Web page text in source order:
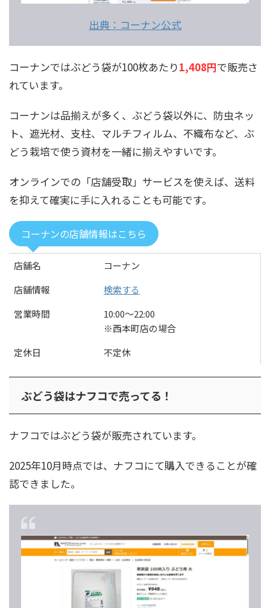
出典：コーナン公式
コーナンではぶどう袋が100枚あたり1,408円で販売さ
れています。
コーナンは品揃えが多く、ぶどう袋以外に、防虫ネッ
ト、遮光材、支柱、マルチフィルム、不織布など、ぶ
どう栽培で使う資材を一緒に揃えやすいです。
オンラインでの「店舗受取」サービスを使えば、送料
を抑えて確実に手に入れることも可能です。
コーナンの店舗情報はこちら
店舗名
コーナン
店舗情報
検索する
営業時間
10:00〜22:00
※西本町店の場合
定休日
不定休
ぶどう袋はナフコで売ってる！
ナフコではぶどう袋が販売されています。
2025年10月時点では、ナフコにて購入できることが確
認できました。